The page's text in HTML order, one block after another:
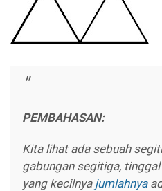
PEMBAHASAN:
Kita lihat ada sebuah
gabungan segitiga,
yang kecilnya jumlahnya